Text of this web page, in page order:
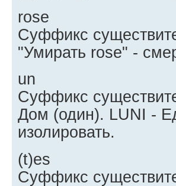
rose
Суффикс
"Умирать rose" -
un
Суффикс
Дом (один). LUNI -
изолировать.
(t)es
Суффикс